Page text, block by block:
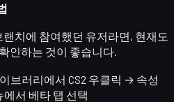
랜치에 참여했던 유저라면, 현재도
인하는 것이 좋습니다.
브러리에서 CS2 우클릭 → 속성
에서 베타 탭 선택